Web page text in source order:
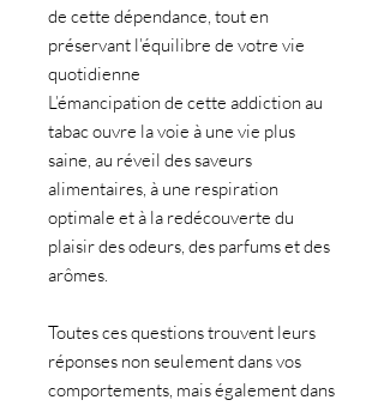
de cette dépendance, tout en
préservant l’équilibre de votre vie
quotidienne
L’émancipation de cette addiction au
tabac ouvre la voie à une vie plus
saine, au réveil des saveurs
alimentaires, à une respiration
optimale et à la redécouverte du
plaisir des odeurs, des parfums et des
arômes.
Toutes ces questions trouvent leurs
réponses non seulement dans vos
comportements, mais également dans